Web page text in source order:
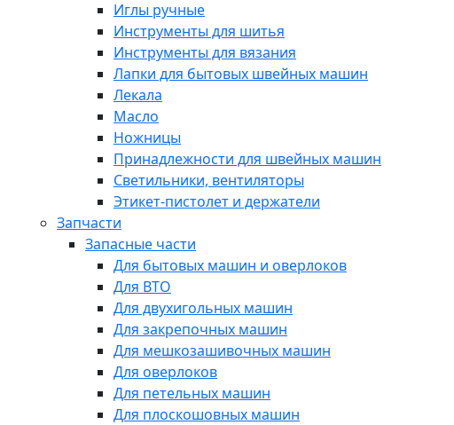
Иглы ручные
Инструменты для шитья
Инструменты для вязания
Лапки для бытовых швейных машин
Лекала
Масло
Ножницы
Принадлежности для швейных машин
Светильники, вентиляторы
Этикет-пистолет и держатели
Запчасти
Запасные части
Для бытовых машин и оверлоков
Для ВТО
Для двухигольных машин
Для закрепочных машин
Для мешкозашивочных машин
Для оверлоков
Для петельных машин
Для плоскошовных машин